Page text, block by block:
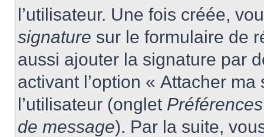
l’utilisateur. Une fois créée,
signature sur le formulaire de
aussi ajouter la signature par
activant l’option « Attacher
l’utilisateur (onglet
de message). Par la suite,